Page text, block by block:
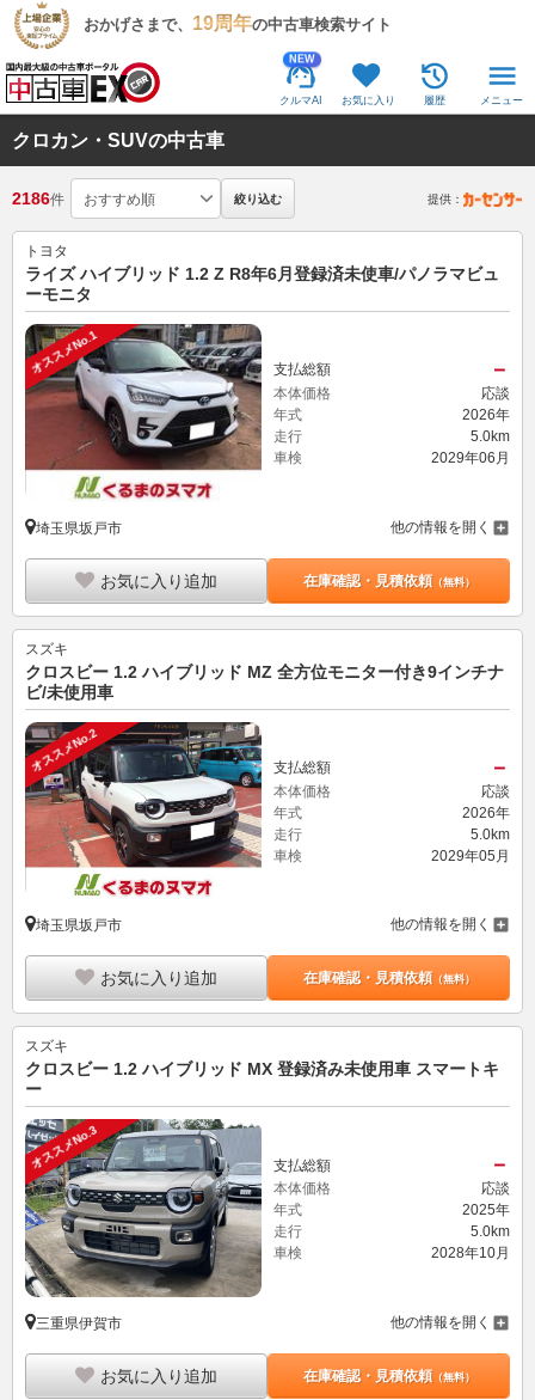
おかげさまで、 19周年の中古車検索サイト
NEW
クルマAI お気に入り 履歴 メニュー
クロカン・SUVの中古車
2186件 絞り込む 提供：
トヨタ
ライズ ハイブリッド 1.2 Z R8年6月登録済未使車/パノラマビュ
ーモニタ
オススメNo.1 支払総額 －
本体価格
応談
年式
2026年
走行
5.0km
車検
2029年06月
埼玉県坂戸市 他の情報を開く
お気に入り追加 在庫確認・見積依頼（無料）
スズキ
クロスビー 1.2 ハイブリッド MZ 全方位モニター付き9インチナ
ビ/未使用車
オススメNo.2 支払総額 －
本体価格
応談
年式
2026年
走行
5.0km
車検
2029年05月
埼玉県坂戸市 他の情報を開く
お気に入り追加 在庫確認・見積依頼（無料）
スズキ
クロスビー 1.2 ハイブリッド MX 登録済み未使用車 スマートキ
ー
オススメNo.3 支払総額 －
本体価格
応談
年式
2025年
走行
5.0km
車検
2028年10月
三重県伊賀市 他の情報を開く
お気に入り追加 在庫確認・見積依頼（無料）